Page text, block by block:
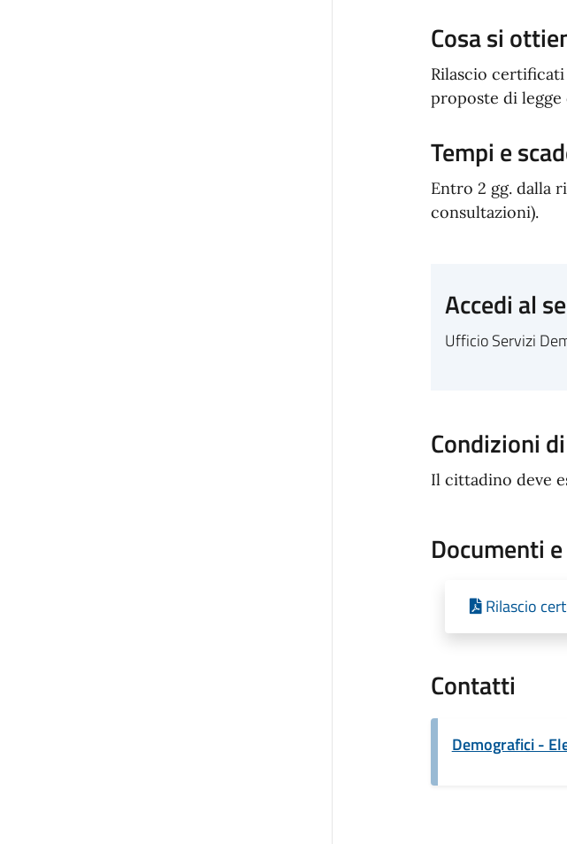
Cosa si
Rilascio
proposte di
Tempi e
Entro 2 gg. dalla
consultazioni).
Accedi al
Ufficio Servizi
Condizioni
Il cittadino deve
Documenti
Rilascio
Contatti
Demografici -